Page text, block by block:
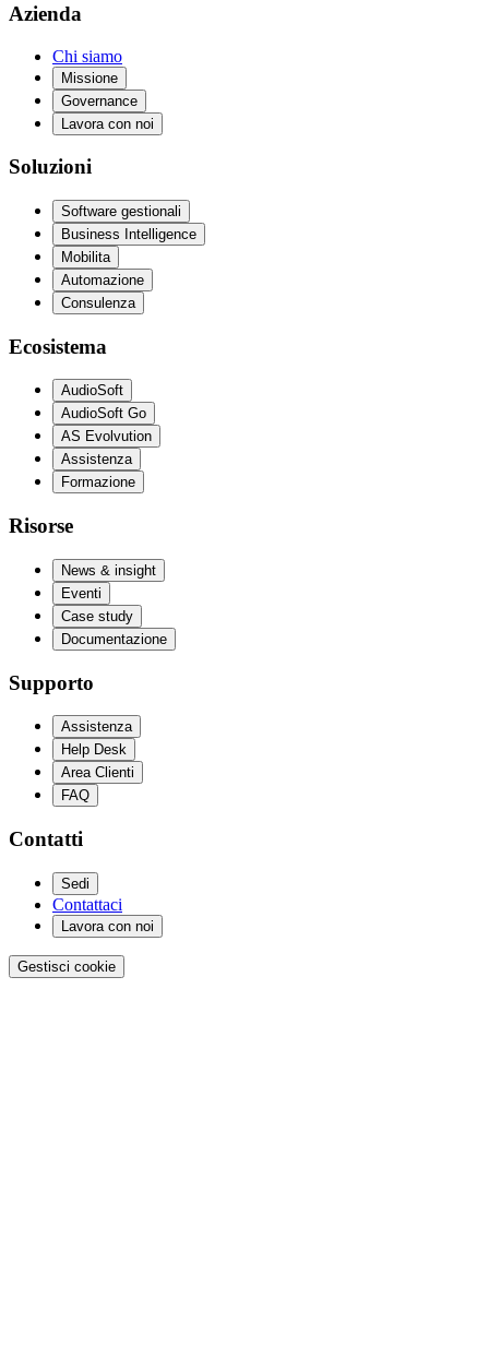
Azienda
Chi siamo
Missione
Governance
Lavora con noi
Soluzioni
Software gestionali
Business Intelligence
Mobilita
Automazione
Consulenza
Ecosistema
AudioSoft
AudioSoft Go
AS Evolvution
Assistenza
Formazione
Risorse
News & insight
Eventi
Case study
Documentazione
Supporto
Assistenza
Help Desk
Area Clienti
FAQ
Contatti
Sedi
Contattaci
Lavora con noi
Gestisci cookie